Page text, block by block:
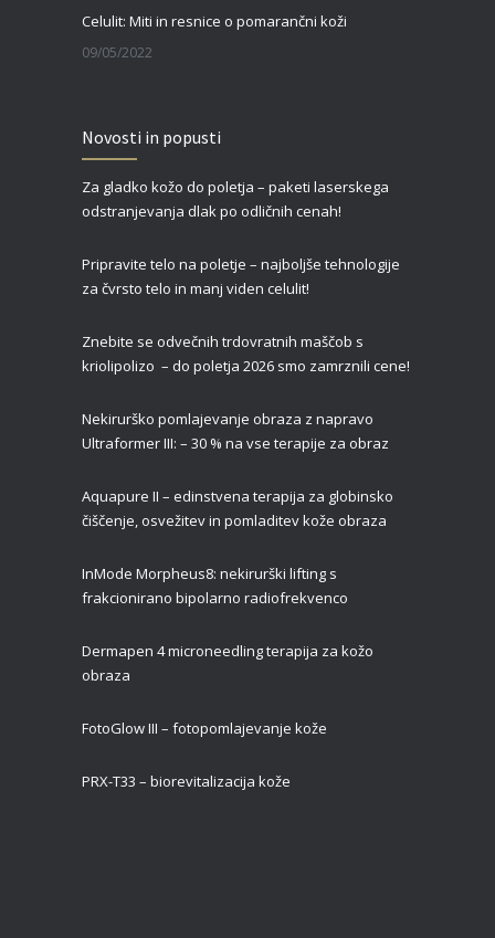
Celulit: Miti in resnice o pomarančni koži
09/05/2022
27/02/2022
Čas je za piling!
09/01/2022
Novosti in popusti
Za gladko kožo do poletja – paketi laserskega
odstranjevanja dlak po odličnih cenah!
Pripravite telo na poletje – najboljše tehnologije
za čvrsto telo in manj viden celulit!
Znebite se odvečnih trdovratnih maščob s
kriolipolizo – do poletja 2026 smo zamrznili cene!
Nekirurško pomlajevanje obraza z napravo
Ultraformer III: – 30 % na vse terapije za obraz
Aquapure II – edinstvena terapija za globinsko
čiščenje, osvežitev in pomladitev kože obraza
InMode Morpheus8: nekirurški lifting s
frakcionirano bipolarno radiofrekvenco
Dermapen 4 microneedling terapija za kožo
obraza
FotoGlow III – fotopomlajevanje kože
PRX-T33 – biorevitalizacija kože